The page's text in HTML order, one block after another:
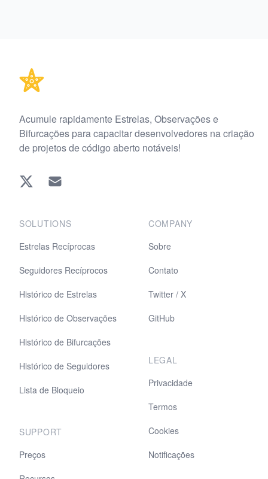
Acumule rapidamente Estrelas, Observações e
Bifurcações para capacitar desenvolvedores na criação
de projetos de código aberto notáveis!
Twitter EMAIL
SOLUTIONS
Estrelas Recíprocas
Seguidores Recíprocos
Histórico de Estrelas
Histórico de Observações
Histórico de Bifurcações
Histórico de Seguidores
Lista de Bloqueio
SUPPORT
Preços
COMPANY
Sobre
Contato
Twitter / X
GitHub
LEGAL
Privacidade
Termos
Cookies
Notificações